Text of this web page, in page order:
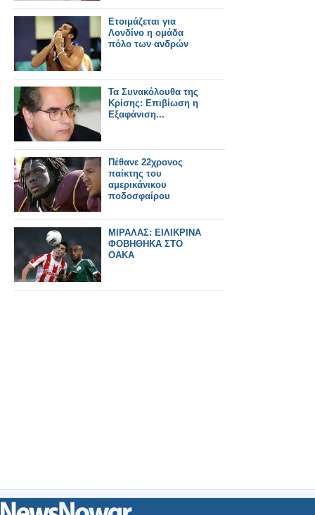
Ετοιμάζεται για
Λονδίνο η ομάδα
πόλο των ανδρών
Τα Συνακόλουθα της
Κρίσης: Επιβίωση η
Εξαφάνιση...
Πέθανε 22χρονος
παίκτης του
αμερικάνικου
ποδοσφαίρου
ΜΙΡΑΛΑΣ: ΕΙΛΙΚΡΙΝΑ
ΦΟΒΗΘΗΚΑ ΣΤΟ
ΟΑΚΑ